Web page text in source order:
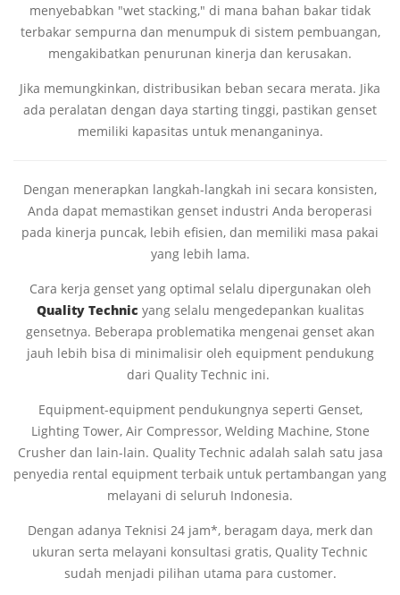
menyebabkan "wet stacking," di mana bahan bakar tidak
terbakar sempurna dan menumpuk di sistem pembuangan,
mengakibatkan penurunan kinerja dan kerusakan.
Jika memungkinkan, distribusikan beban secara merata. Jika
ada peralatan dengan daya starting tinggi, pastikan genset
memiliki kapasitas untuk menanganinya.
Dengan menerapkan langkah-langkah ini secara konsisten,
Anda dapat memastikan genset industri Anda beroperasi
pada kinerja puncak, lebih efisien, dan memiliki masa pakai
yang lebih lama.
Cara kerja genset yang optimal selalu dipergunakan oleh
Quality Technic yang selalu mengedepankan kualitas
gensetnya. Beberapa problematika mengenai genset akan
jauh lebih bisa di minimalisir oleh equipment pendukung
dari Quality Technic ini.
Equipment-equipment pendukungnya seperti Genset,
Lighting Tower, Air Compressor, Welding Machine, Stone
Crusher dan lain-lain. Quality Technic adalah salah satu jasa
penyedia rental equipment terbaik untuk pertambangan yang
melayani di seluruh Indonesia.
Dengan adanya Teknisi 24 jam*, beragam daya, merk dan
ukuran serta melayani konsultasi gratis, Quality Technic
sudah menjadi pilihan utama para customer.